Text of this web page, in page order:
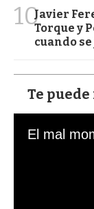
10Javier
Torque y
cuando se
Te